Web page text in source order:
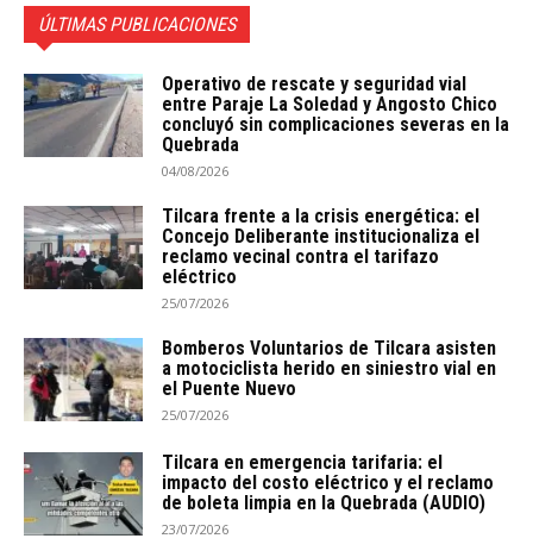
ÚLTIMAS PUBLICACIONES
Operativo de rescate y seguridad vial
entre Paraje La Soledad y Angosto Chico
concluyó sin complicaciones severas en la
Quebrada
04/08/2026
Tilcara frente a la crisis energética: el
Concejo Deliberante institucionaliza el
reclamo vecinal contra el tarifazo
eléctrico
25/07/2026
Bomberos Voluntarios de Tilcara asisten
a motociclista herido en siniestro vial en
el Puente Nuevo
25/07/2026
Tilcara en emergencia tarifaria: el
impacto del costo eléctrico y el reclamo
de boleta limpia en la Quebrada (AUDIO)
23/07/2026